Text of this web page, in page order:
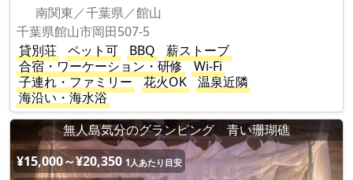
南関東／千葉県／館山
千葉県館山市岡田507-5
貸別荘
ペット可 BBQ
薪ストーブ
合宿・ワーケーション・研修
Wi-Fi
子連れ・ファミリー
花火OK
温泉近隣
海沿い・海水浴
無人島気分のグランピング 青い珊瑚礁
¥15,000～¥20,350 1人あたり目安